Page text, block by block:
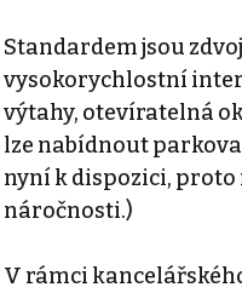
Standardem jsou
vysokorychlostní
výtahy, otevíratelná
lze nabídnout
nyní k dispozici, proto
náročnosti.)
V rámci